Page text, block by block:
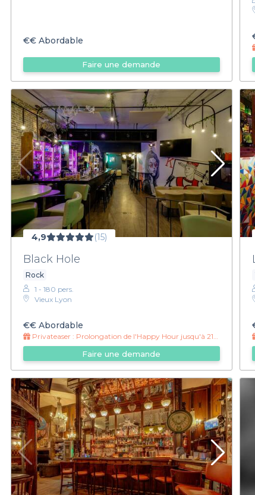
€€ Abordable
Faire une demande
4,9 (15)
Black Hole
Rock
1 - 180 pers.
Vieux Lyon
€€ Abordable
Privateaser : Prolongation de l'Happy Hour jusqu'à 21h !
Faire une demande